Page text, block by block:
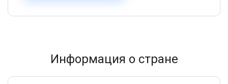
Информация о стране